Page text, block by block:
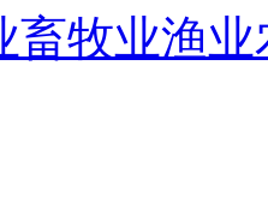
畜牧业渔业